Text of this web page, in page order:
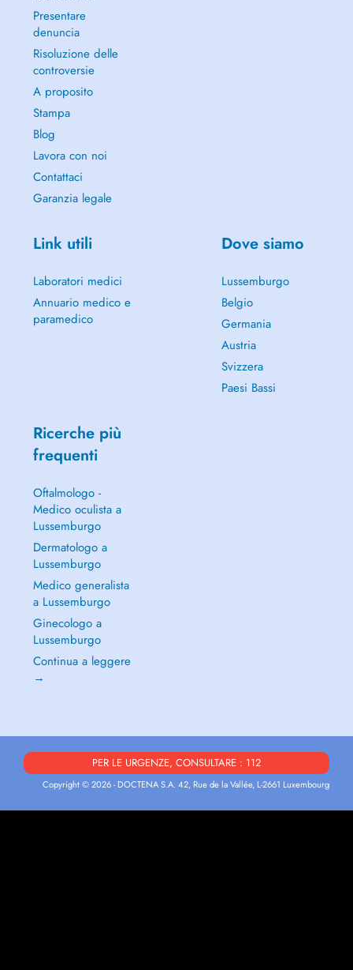
Presentare
denuncia
Risoluzione delle
controversie
A proposito
Stampa
Blog
Lavora con noi
Contattaci
Garanzia legale
Link utili
Laboratori medici
Annuario medico e
paramedico
Dove siamo
Lussemburgo
Belgio
Germania
Austria
Svizzera
Paesi Bassi
Ricerche più
frequenti
Oftalmologo -
Medico oculista a
Lussemburgo
Dermatologo a
Lussemburgo
Medico generalista
a Lussemburgo
Ginecologo a
Lussemburgo
Continua a leggere
→
PER LE URGENZE, CONSULTARE : 112
Copyright © 2026 - DOCTENA S.A. 42, Rue de la Vallée, L-2661 Luxembourg